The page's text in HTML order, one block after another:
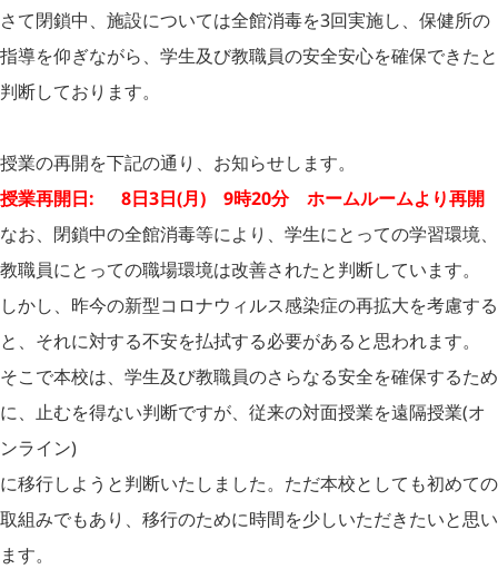
さて閉鎖中、施設については全館消毒を3回実施し、保健所の
指導を仰ぎながら、学生及び教職員の安全安心を確保できたと
判断しております。
授業の再開を下記の通り、お知らせします。
授業再開日: 8日3日(月) 9時20分 ホームルームより再開
なお、閉鎖中の全館消毒等により、学生にとっての学習環境、
教職員にとっての職場環境は改善されたと判断しています。
しかし、昨今の新型コロナウィルス感染症の再拡大を考慮する
と、それに対する不安を払拭する必要があると思われます。
そこで本校は、学生及び教職員のさらなる安全を確保するため
に、止むを得ない判断ですが、従来の対面授業を遠隔授業(オ
ンライン)
に移行しようと判断いたしました。ただ本校としても初めての
取組みでもあり、移行のために時間を少しいただきたいと思い
ます。